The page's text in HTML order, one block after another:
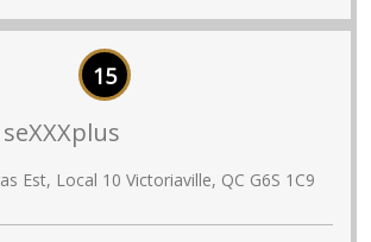
15
Est, Local 10 Victoriaville, QC G6S 1C9